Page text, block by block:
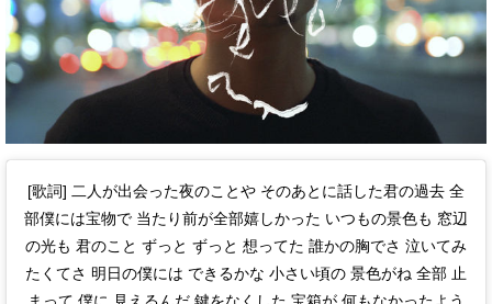
[歌詞] 二人が出会った夜のことや そのあとに話した君の過去 全
部僕には宝物で 当たり前が全部嬉しかった いつもの景色も 窓辺
の光も 君のこと ずっと ずっと 想ってた 誰かの胸でさ 泣いてみ
たくてさ 明日の僕には できるかな 小さい頃の 景色がね 全部 止
まって 僕に 見えるんだ 鍵をなくした 宝箱が 何もなかったよう